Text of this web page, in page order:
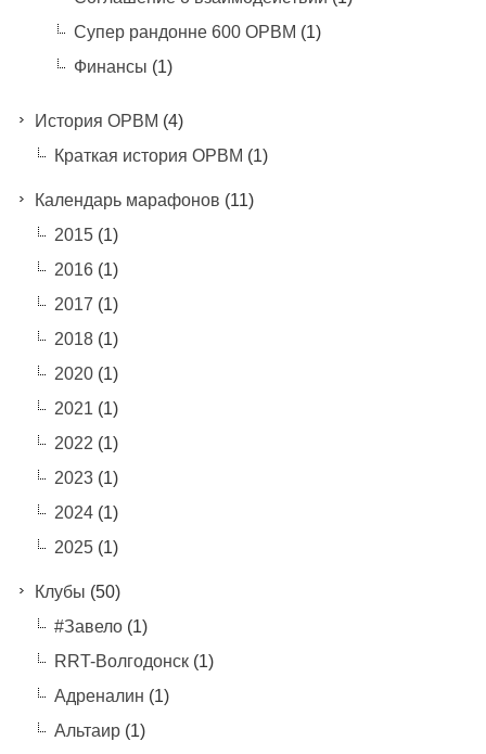
Супер рандонне 600 ОРВМ (1)
Финансы (1)
История ОРВМ (4)
Краткая история ОРВМ (1)
Календарь марафонов (11)
2015(1)
2016(1)
2017 (1)
2018(1)
2020(1)
2021 (1)
2022 (1)
2023(1)
2024(1)
2025(1)
Клубы (50)
#Завело(1)
RRT-Волгодонск(1)
Адреналин (1)
Альтаир(1)